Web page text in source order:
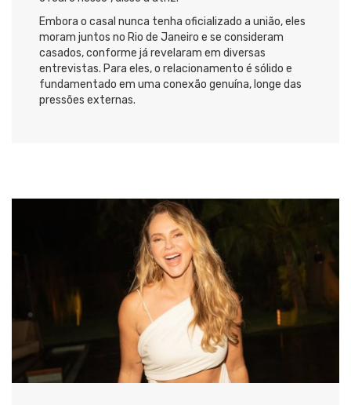
Embora o casal nunca tenha oficializado a união, eles
moram juntos no Rio de Janeiro e se consideram
casados, conforme já revelaram em diversas
entrevistas. Para eles, o relacionamento é sólido e
fundamentado em uma conexão genuína, longe das
pressões externas.